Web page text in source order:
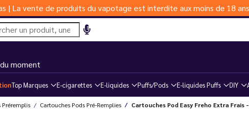
| La vente de produits du vapotage est interdite aux moins de 18
moment
Top Marques E-cigarettes E-liquides Puffs/Pods E-liquides Puffs DIY
Préremplis Cartouches Pods Pré-Remplies Cartouches Pod Easy Freho Extra Frais